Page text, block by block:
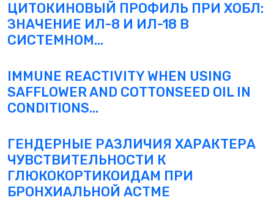
ЦИТОКИНОВЫЙ ПРОФИЛЬ ПРИ ХОБЛ:
ЗНАЧЕНИЕ ИЛ-8 И ИЛ-18 В
СИСТЕМНОМ...
IMMUNE REACTIVITY WHEN USING
SAFFLOWER AND COTTONSEED OIL IN
CONDITIONS...
ГЕНДЕРНЫЕ РАЗЛИЧИЯ ХАРАКТЕРА
ЧУВСТВИТЕЛЬНОСТИ К
ГЛЮКОКОРТИКОИДАМ ПРИ
БРОНХИАЛЬНОЙ АСТМЕ